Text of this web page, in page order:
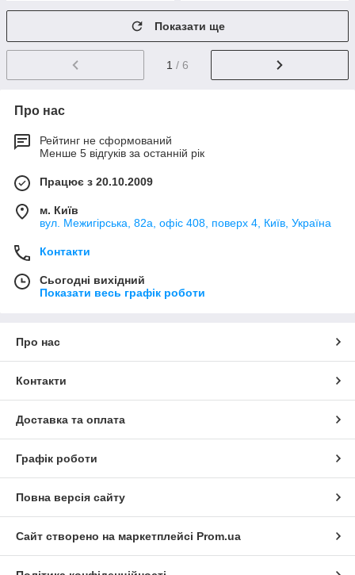
Показати ще
1 / 6
Про нас
Рейтинг не сформований
Менше 5 відгуків за останній рік
Працює з 20.10.2009
м. Київ
вул. Межигірська, 82а, офіс 408, поверх 4, Київ, Україна
Контакти
Сьогодні вихідний
Показати весь графік роботи
Про нас
Контакти
Доставка та оплата
Графік роботи
Повна версія сайту
Сайт створено на маркетплейсі Prom.ua